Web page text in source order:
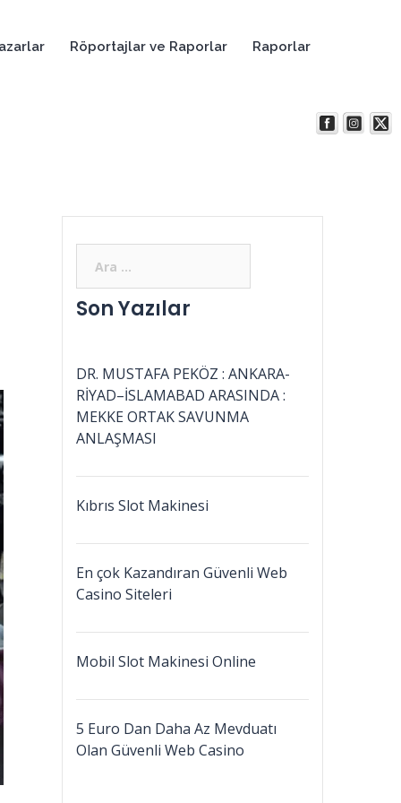
Röportajlar ve Raporlar Raporlar
Son Yazılar
DR. MUSTAFA PEKÖZ : ANKARA-
RİYAD–İSLAMABAD ARASINDA :
MEKKE ORTAK SAVUNMA
ANLAŞMASI
Kıbrıs Slot Makinesi
En çok Kazandıran Güvenli Web
Casino Siteleri
Mobil Slot Makinesi Online
5 Euro Dan Daha Az Mevduatı
Olan Güvenli Web Casino